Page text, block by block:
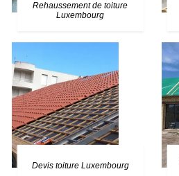
Rehaussement de toiture
Luxembourg
Devis toiture Luxembourg